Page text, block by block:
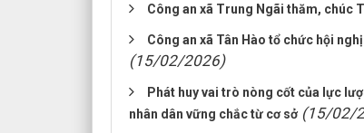
Công an xã Trung Ngãi thăm, chúc
Công an xã Tân Hào tổ chức hội
(15/02/2026)
Phát huy vai trò nòng cốt của lực
nhân dân vững chắc từ cơ sở (15/02/